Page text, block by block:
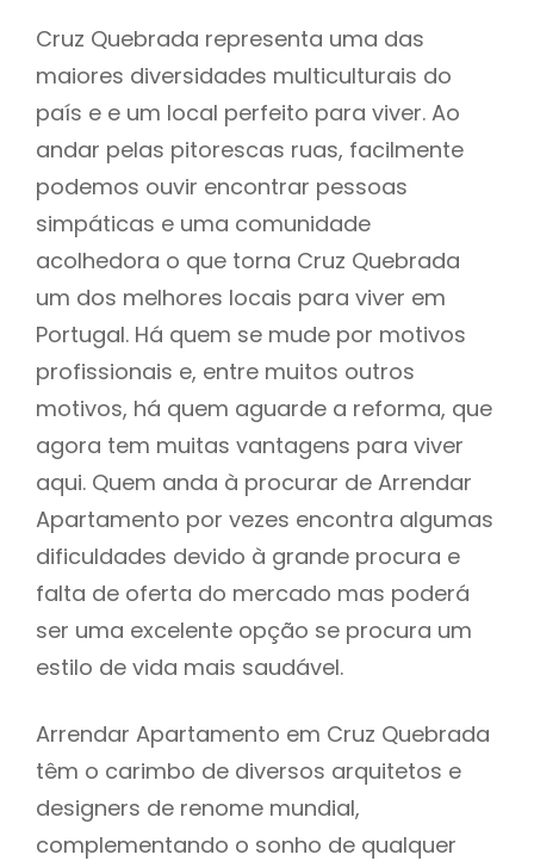
Cruz Quebrada representa uma das
maiores diversidades multiculturais do
país e e um local perfeito para viver. Ao
andar pelas pitorescas ruas, facilmente
podemos ouvir encontrar pessoas
simpáticas e uma comunidade
acolhedora o que torna Cruz Quebrada
um dos melhores locais para viver em
Portugal. Há quem se mude por motivos
profissionais e, entre muitos outros
motivos, há quem aguarde a reforma, que
agora tem muitas vantagens para viver
aqui. Quem anda à procurar de Arrendar
Apartamento por vezes encontra algumas
dificuldades devido à grande procura e
falta de oferta do mercado mas poderá
ser uma excelente opção se procura um
estilo de vida mais saudável.
Arrendar Apartamento em Cruz Quebrada
têm o carimbo de diversos arquitetos e
designers de renome mundial,
complementando o sonho de qualquer